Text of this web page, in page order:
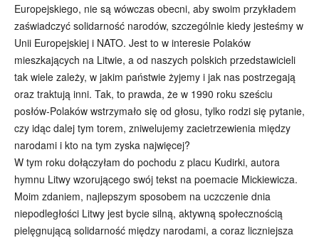
Europejskiego, nie są wówczas obecni, aby swoim przykładem
zaświadczyć solidarność narodów, szczególnie kiedy jesteśmy w
Unii Europejskiej i NATO. Jest to w interesie Polaków
mieszkających na Litwie, a od naszych polskich przedstawicieli
tak wiele zależy, w jakim państwie żyjemy i jak nas postrzegają
oraz traktują inni. Tak, to prawda, że w 1990 roku sześciu
posłów-Polaków wstrzymało się od głosu, tylko rodzi się pytanie,
czy idąc dalej tym torem, zniwelujemy zacietrzewienia między
narodami i kto na tym zyska najwięcej?
W tym roku dołączyłam do pochodu z placu Kudirki, autora
hymnu Litwy wzorującego swój tekst na poemacie Mickiewicza.
Moim zdaniem, najlepszym sposobem na uczczenie dnia
niepodległości Litwy jest bycie silną, aktywną społecznością
pielęgnującą solidarność między narodami, a coraz liczniejsza